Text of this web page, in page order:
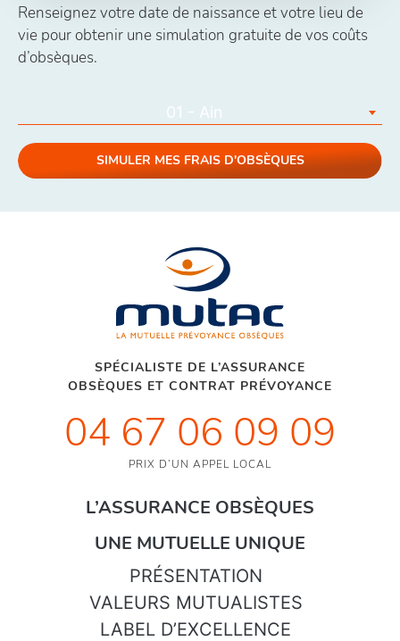
Renseignez votre date de naissance et votre lieu de
vie pour obtenir une simulation gratuite de vos coûts
d’obsèques.
01 - Ain
SIMULER MES FRAIS D'OBSÈQUES
SPÉCIALISTE DE L’ASSURANCE
OBSÈQUES ET CONTRAT PRÉVOYANCE
04 67 06 09 09
PRIX D’UN APPEL LOCAL
L’ASSURANCE OBSÈQUES
UNE MUTUELLE UNIQUE
PRÉSENTATION
VALEURS MUTUALISTES
LABEL D’EXCELLENCE